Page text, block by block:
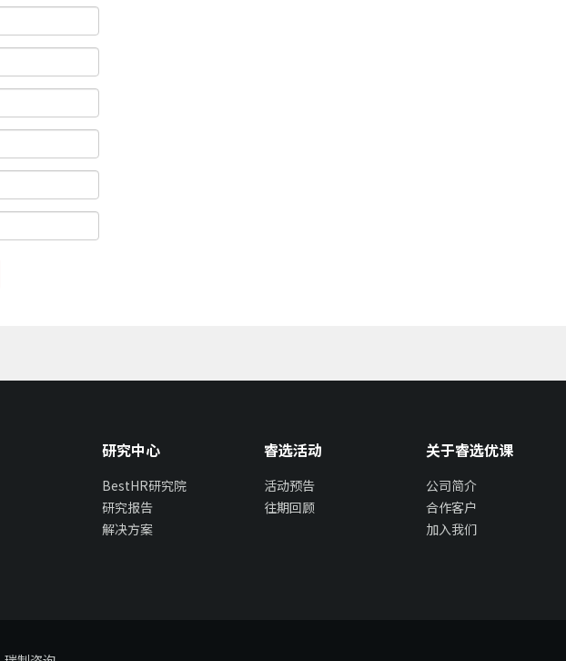
研究中心
BestHR研究院
研究报告
解决方案
睿选活动
活动预告
往期回顾
关于睿选优课
公司简介
合作客户
加入我们